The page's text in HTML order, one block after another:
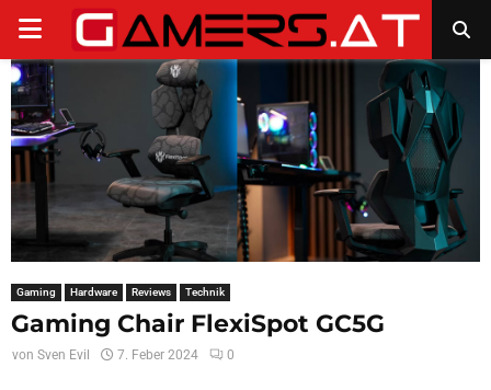
PRIMARY
MENU
Gaming Hardware Reviews Technik
Gaming Chair FlexiSpot GC5G
von Sven Evil 7. Feber 2024 0